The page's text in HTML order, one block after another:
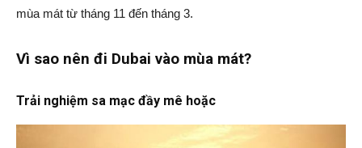
mùa mát từ tháng 11 đến tháng 3.
Vì sao nên đi Dubai vào mùa mát?
Trải nghiệm sa mạc đầy mê hoặc